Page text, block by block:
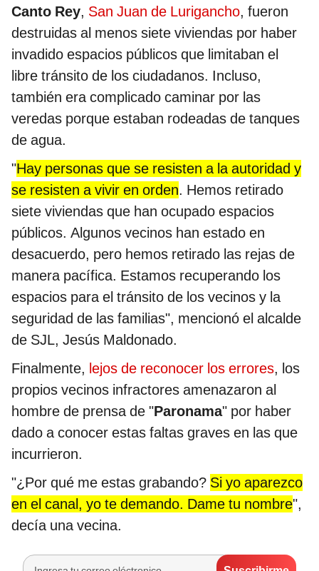
Canto Rey, San Juan de Lurigancho, fueron
destruidas al menos siete viviendas por haber
invadido espacios públicos que limitaban el
libre tránsito de los ciudadanos. Incluso,
también era complicado caminar por las
veredas porque estaban rodeadas de tanques
de agua.
"Hay personas que se resisten a la autoridad y
se resisten a vivir en orden. Hemos retirado
siete viviendas que han ocupado espacios
públicos. Algunos vecinos han estado en
desacuerdo, pero hemos retirado las rejas de
manera pacífica. Estamos recuperando los
espacios para el tránsito de los vecinos y la
seguridad de las familias", mencionó el alcalde
de SJL, Jesús Maldonado.
Finalmente, lejos de reconocer los errores, los
propios vecinos infractores amenazaron al
hombre de prensa de "Paronama" por haber
dado a conocer estas faltas graves en las que
incurrieron.
"¿Por qué me estas grabando? Si yo aparezco
en el canal, yo te demando. Dame tu nombre",
decía una vecina.